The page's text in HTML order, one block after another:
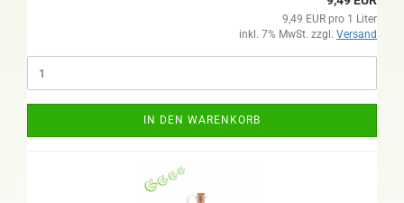
9,49 EUR pro 1 Liter
inkl. 7% MwSt. zzgl. Versand
IN DEN WARENKORB